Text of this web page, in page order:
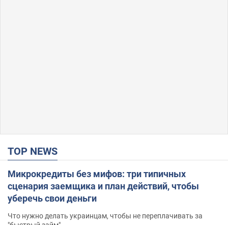
TOP NEWS
Микрокредиты без мифов: три типичных
сценария заемщика и план действий, чтобы
уберечь свои деньги
Что нужно делать украинцам, чтобы не переплачивать за